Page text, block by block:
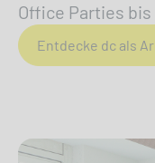
Office Parties
Entdecke dc als